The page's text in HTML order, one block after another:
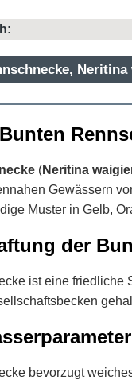
(Neritina
Gewässern
Muster in Gelb,
der
ist eine friedliche
bevorzugt